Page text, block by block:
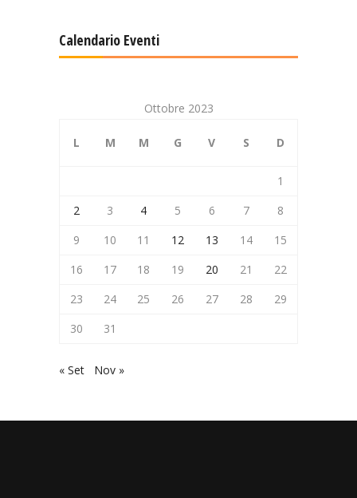
Calendario Eventi
Ottobre 2023
L M M G V S D
1
2
3 4 5 6 7
8
9
10 11 12 13 14
15
16
17 18 19 20 21
22
23
24 25 26 27 28
29
30
31
« Set Nov »